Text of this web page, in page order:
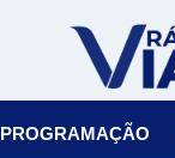
PROGRAMAÇÃO